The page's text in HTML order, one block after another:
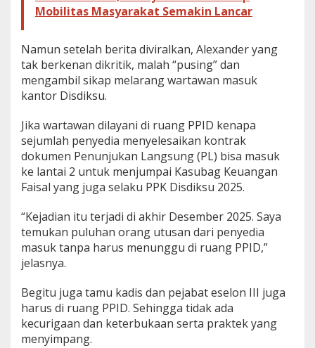
i
d
s
a
k
P
s
e
s
K
a
s
s
A
l
e
n
d
e
r
Mobilitas Masyarakat Semakin Lancar
Namun setelah berita diviralkan, Alexander yang
tak berkenan dikritik, malah “pusing” dan
mengambil sikap melarang wartawan masuk
kantor Disdiksu.
Jika wartawan dilayani di ruang PPID kenapa
sejumlah penyedia menyelesaikan kontrak
dokumen Penunjukan Langsung (PL) bisa masuk
ke lantai 2 untuk menjumpai Kasubag Keuangan
Faisal yang juga selaku PPK Disdiksu 2025.
“Kejadian itu terjadi di akhir Desember 2025. Saya
temukan puluhan orang utusan dari penyedia
masuk tanpa harus menunggu di ruang PPID,”
jelasnya.
Begitu juga tamu kadis dan pejabat eselon III juga
harus di ruang PPID. Sehingga tidak ada
kecurigaan dan keterbukaan serta praktek yang
menyimpang.